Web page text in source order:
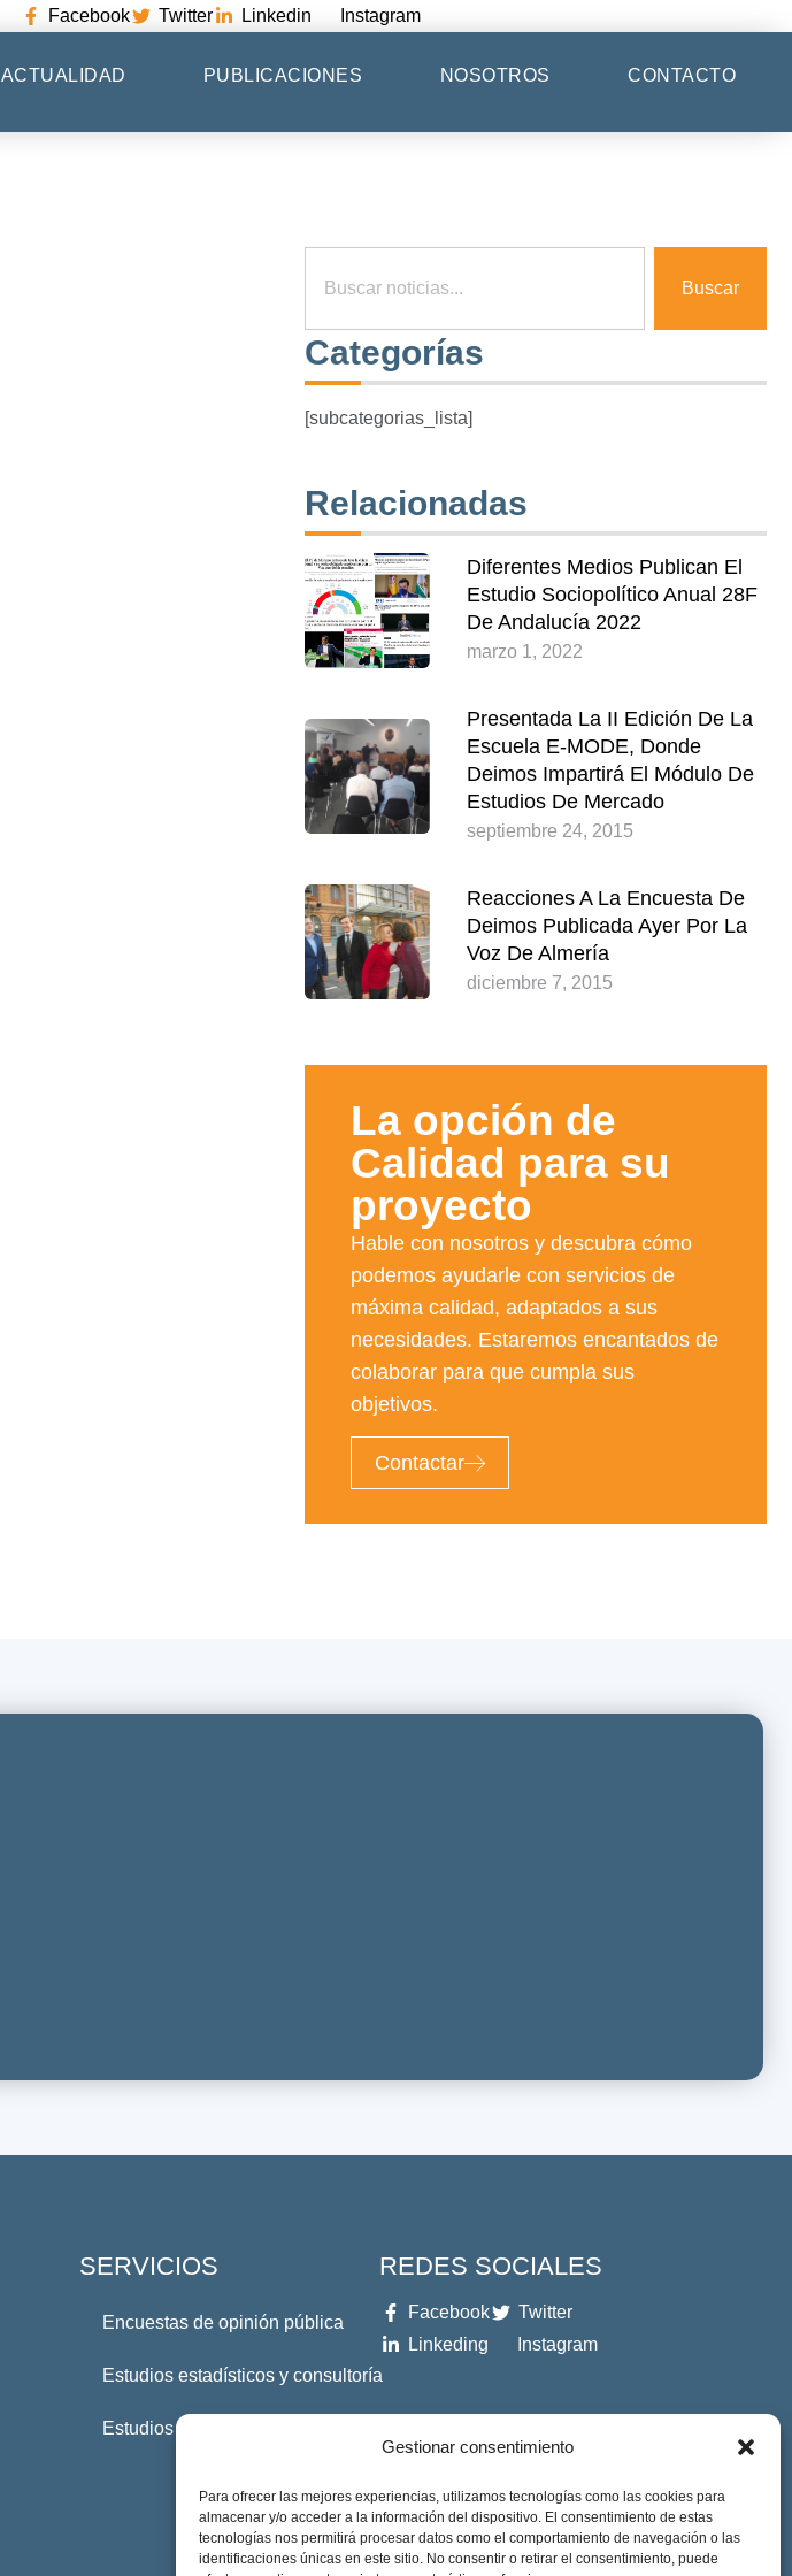
Gestionar consentimiento
Para ofrecer las mejores experiencias, utilizamos tecnologías como las cookies para
almacenar y/o acceder a la información del dispositivo. El consentimiento de estas
tecnologías nos permitirá procesar datos como el comportamiento de navegación o las
identificaciones únicas en este sitio. No consentir o retirar el consentimiento, puede
Facebook Twitter Linkedin Instagram
ACTUALIDAD PUBLICACIONES NOSOTROS CONTACTO
Buscar
Categorías
[subcategorias_lista]
Relacionadas
Diferentes Medios Publican El
Estudio Sociopolítico Anual 28F
De Andalucía 2022
marzo 1, 2022
Presentada La II Edición De La
Escuela E-MODE, Donde
Deimos Impartirá El Módulo De
Estudios De Mercado
septiembre 24, 2015
Reacciones A La Encuesta De
Deimos Publicada Ayer Por La
Voz De Almería
diciembre 7, 2015
La opción de
Calidad para su
proyecto​
Hable con nosotros y descubra cómo
podemos ayudarle con servicios de
máxima calidad, adaptados a sus
necesidades. Estaremos encantados de
colaborar para que cumpla sus
objetivos.
Contactar
SERVICIOS
Encuestas de opinión pública
Estudios estadísticos y consultoría
Estudios Profesionales
REDES SOCIALES
Facebook
Twitter
Linkeding
Instagram